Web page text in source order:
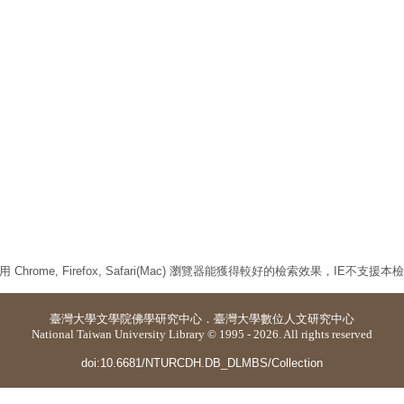
Chrome, Firefox, Safari(Mac) 瀏覽器能獲得較好的檢索效果，IE不支援本檢
臺灣大學文學院佛學研究中心 ． 臺灣大學數位人文研究中心
National Taiwan University Library © 1995 - 2026. All rights reserved
doi:10.6681/NTURCDH.DB_DLMBS/Collection